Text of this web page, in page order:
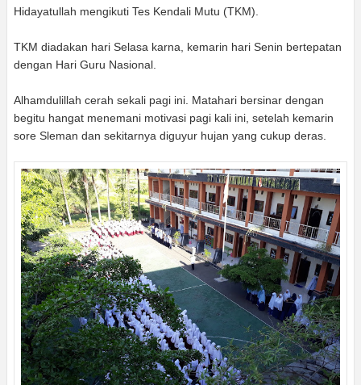
Hidayatullah mengikuti Tes Kendali Mutu (TKM).
TKM diadakan hari Selasa karna, kemarin hari Senin bertepatan
dengan Hari Guru Nasional.
Alhamdulillah cerah sekali pagi ini. Matahari bersinar dengan
begitu hangat menemani motivasi pagi kali ini, setelah kemarin
sore Sleman dan sekitarnya diguyur hujan yang cukup deras.